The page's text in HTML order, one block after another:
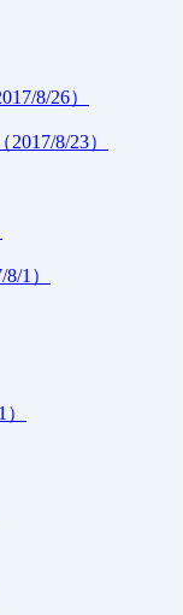
8/26）
8/23）
1）